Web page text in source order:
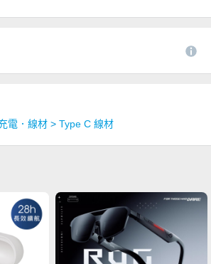
電．線材 > Type C 線材